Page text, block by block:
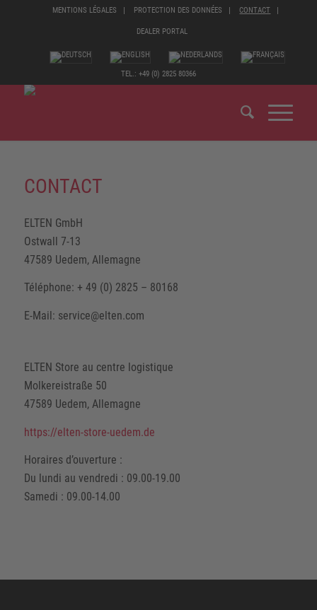
MENTIONS LÉGALES PROTECTION DES DONNÉES CONTACT
DEALER PORTAL
TEL.: +49 (0) 2825 80366
CONTACT
ELTEN GmbH
Ostwall 7-13
47589 Uedem, Allemagne
Téléphone: + 49 (0) 2825 – 80168
E-Mail: service@elten.com
ELTEN Store au centre logistique
Molkereistraße 50
47589 Uedem, Allemagne
https://elten-store-uedem.de
Horaires d’ouverture :
Du lundi au vendredi : 09.00-19.00
Samedi : 09.00-14.00